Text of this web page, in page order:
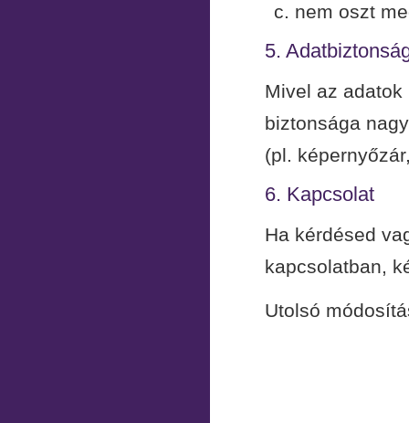
nem oszt
5.
Mivel az
biztonsága
(pl.
6. Kapcsolat
Ha kérdésed
kapcsolatban,
Utolsó